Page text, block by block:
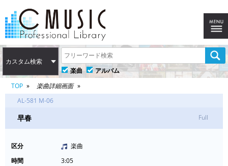
カスタム検索
楽曲
アルバム
TOP
楽曲詳細画面
AL-581 M-06
早春 Full
区分
楽曲
時間
3:05